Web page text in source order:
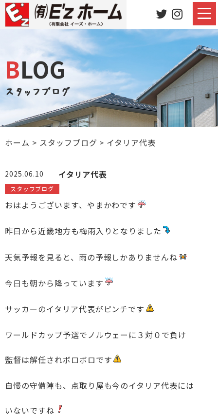
BLOG
スタッフブログ
ホーム > スタッフブログ > イタリア代表
2025.06.10 イタリア代表
スタッフブログ
おはようございます、やまかわです
昨日から近畿地方も梅雨入りとなりました
天気予報を見ると、雨の予報しかありませんね
今日も朝から降っています
サッカーのイタリア代表がピンチです
ワールドカップ予選でノルウェーに３対０で負け
監督は解任されボロボロです
自慢の守備陣も、点取り屋も今のイタリア代表には
いないですね